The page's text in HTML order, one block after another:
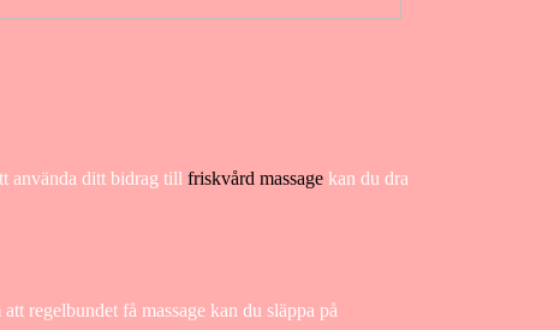
använda ditt bidrag till friskvård massage kan du dra
regelbundet få massage kan du släppa på